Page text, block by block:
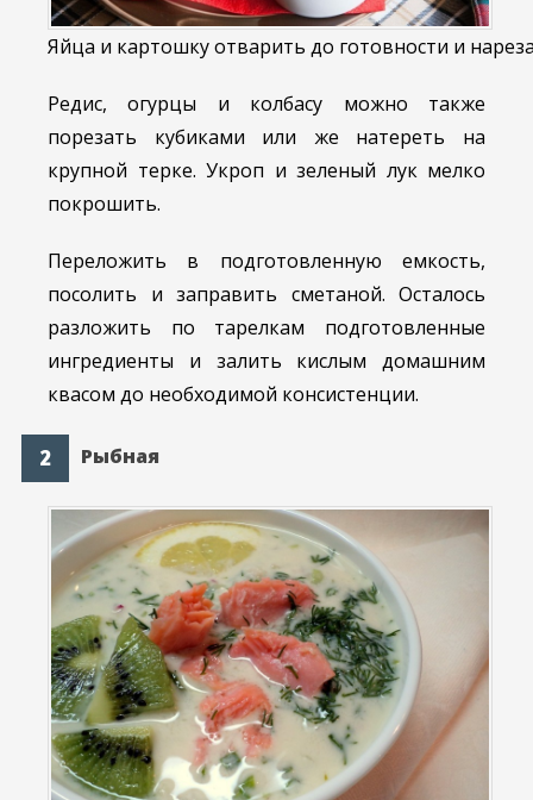
Яйца и картошку отварить до готовности и
Редис, огурцы и колбасу можно также
порезать кубиками или же натереть на
крупной терке. Укроп и зеленый лук мелко
покрошить.
Переложить в подготовленную емкость,
посолить и заправить сметаной. Осталось
разложить по тарелкам подготовленные
ингредиенты и залить кислым домашним
квасом до необходимой консистенции.
Рыбная